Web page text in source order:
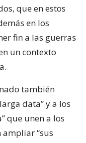
que en estos
en los
fin a las guerras
un contexto
también
data” y a los
que unen a los
“sus